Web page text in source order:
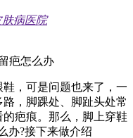
病医院
，可是问题也来了，一
，脚踝处、脚趾头处常
疤痕。那么，脚上穿鞋
办?接下来做介绍